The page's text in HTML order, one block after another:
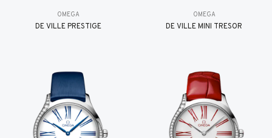
OMEGA
DE VILLE PRESTIGE
OMEGA
DE VILLE MINI TRÉSOR